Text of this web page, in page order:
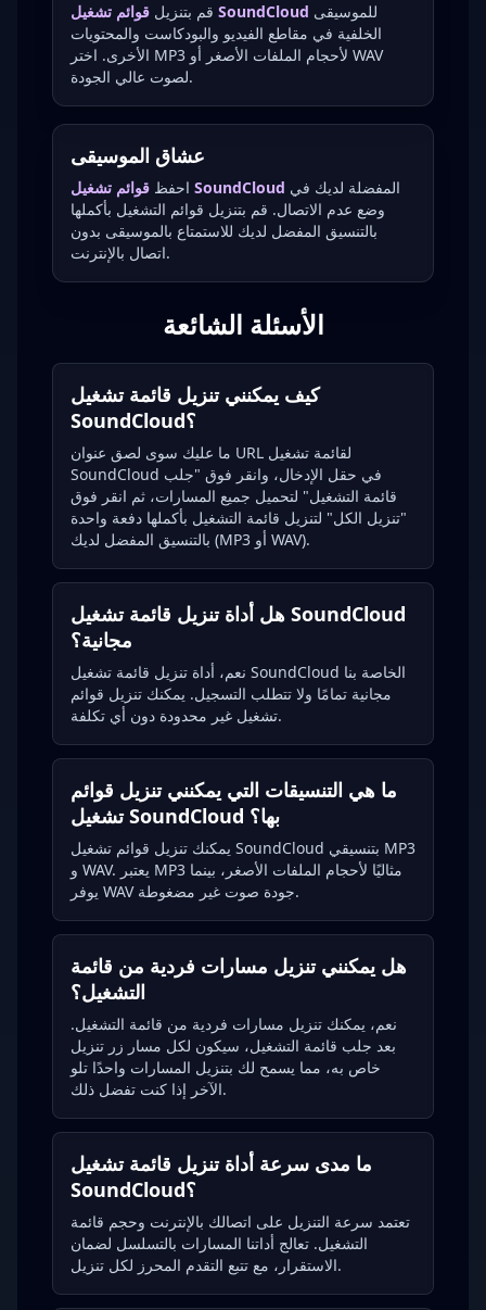
قم بتنزيل قوائم تشغيل SoundCloud
الخلفية في مقاطع الفيديو والبودكاست والمحتويات
الأخرى. اختر MP3 لأحجام الملفات الأصغر أو WAV
لصوت عالي الجودة.
عشاق الموسيقى
احفظ قوائم تشغيل SoundCloud
وضع عدم الاتصال. قم بتنزيل قوائم التشغيل بأكملها
بالتنسيق المفضل لديك للاستمتاع بالموسيقى بدون
اتصال بالإنترنت.
الأسئلة الشائعة
كيف يمكنني تنزيل قائمة تشغيل
SoundCloud؟
ما عليك سوى لصق عنوان URL لقائمة تشغيل
SoundCloud في حقل الإدخال، وانقر فوق "جلب
قائمة التشغيل" لتحميل جميع المسارات، ثم انقر فوق
"تنزيل الكل" لتنزيل قائمة التشغيل بأكملها دفعة واحدة
بالتنسيق المفضل لديك (MP3 أو WAV).
هل أداة تنزيل قائمة تشغيل SoundCloud
مجانية؟
نعم، أداة تنزيل قائمة تشغيل SoundCloud الخاصة بنا
مجانية تمامًا ولا تتطلب التسجيل. يمكنك تنزيل قوائم
تشغيل غير محدودة دون أي تكلفة.
ما هي التنسيقات التي يمكنني تنزيل قوائم
تشغيل SoundCloud بها؟
يمكنك تنزيل قوائم تشغيل SoundCloud بتنسيقي MP3
و WAV. يعتبر MP3 مثاليًا لأحجام الملفات الأصغر، بينما
يوفر WAV جودة صوت غير مضغوطة.
هل يمكنني تنزيل مسارات فردية من قائمة
التشغيل؟
نعم، يمكنك تنزيل مسارات فردية من قائمة التشغيل.
بعد جلب قائمة التشغيل، سيكون لكل مسار زر تنزيل
خاص به، مما يسمح لك بتنزيل المسارات واحدًا تلو
الآخر إذا كنت تفضل ذلك.
ما مدى سرعة أداة تنزيل قائمة تشغيل
SoundCloud؟
تعتمد سرعة التنزيل على اتصالك بالإنترنت وحجم قائمة
التشغيل. تعالج أداتنا المسارات بالتسلسل لضمان
الاستقرار، مع تتبع التقدم المحرز لكل تنزيل.